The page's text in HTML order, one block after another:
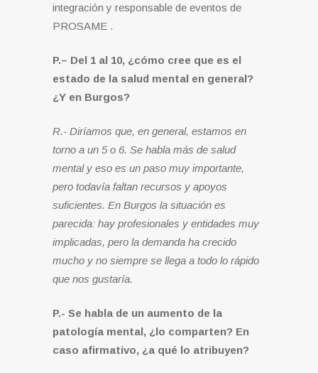
integración y responsable de eventos de
PROSAME .
P.– Del 1 al 10, ¿cómo cree que es el
estado de la salud mental en general?
¿Y en Burgos?
R.- Diríamos que, en general, estamos en
torno a un 5 o 6. Se habla más de salud
mental y eso es un paso muy importante,
pero todavía faltan recursos y apoyos
suficientes. En Burgos la situación es
parecida: hay profesionales y entidades muy
implicadas, pero la demanda ha crecido
mucho y no siempre se llega a todo lo rápido
que nos gustaría.
P.- Se habla de un aumento de la
patología mental, ¿lo comparten? En
caso afirmativo, ¿a qué lo atribuyen?